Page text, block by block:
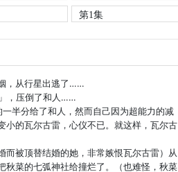
第1集
，从行星出逃了……
，压倒了和人……
半分给了和人，然而自己因为超能力的减
小的瓦尔古雷，心仪不已。就这样，瓦尔古
被顶替结婚的她，非常嫉恨瓦尔古雷）从
秋菜的七弧神社给撞烂了。（也难怪，秋菜